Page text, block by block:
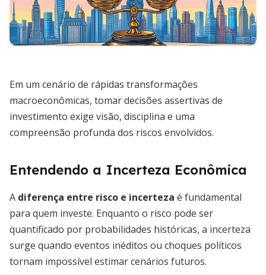
Em um cenário de rápidas transformações
macroeconômicas, tomar decisões assertivas de
investimento exige visão, disciplina e uma
compreensão profunda dos riscos envolvidos.
Entendendo a Incerteza Econômica
A diferença entre risco e incerteza é fundamental
para quem investe. Enquanto o risco pode ser
quantificado por probabilidades históricas, a incerteza
surge quando eventos inéditos ou choques políticos
tornam impossível estimar cenários futuros.